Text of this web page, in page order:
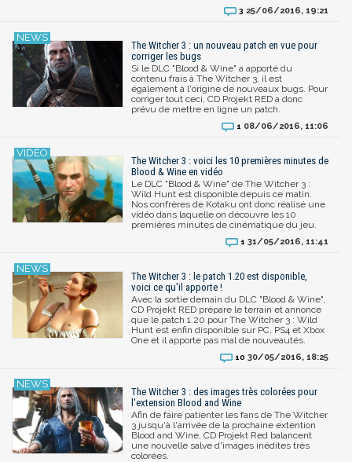
3 25/06/2016, 19:21
The Witcher 3 : un nouveau patch en vue pour
corriger les bugs
Si le DLC "Blood & Wine" a apporté du
contenu frais à The Witcher 3, il est
également à l'origine de nouveaux bugs. Pour
corriger tout ceci, CD Projekt RED a donc
prévu de mettre en ligne un patch.
1 08/06/2016, 11:06
The Witcher 3 : voici les 10 premières minutes de
Blood & Wine en vidéo
Le DLC "Blood & Wine" de The Witcher 3 :
Wild Hunt est disponible depuis ce matin.
Nos confrères de Kotaku ont donc réalisé une
vidéo dans laquelle on découvre les 10
premières minutes de cinématique du jeu.
1 31/05/2016, 11:41
The Witcher 3 : le patch 1.20 est disponible,
voici ce qu'il apporte !
Avec la sortie demain du DLC "Blood & Wine",
CD Projekt RED prépare le terrain et annonce
que le patch 1.20 pour The Witcher 3 : Wild
Hunt est enfin disponible sur PC, PS4 et Xbox
One et il apporte pas mal de nouveautés.
10 30/05/2016, 18:25
The Witcher 3 : des images très colorées pour
l'extension Blood and Wine
Afin de faire patienter les fans de The Witcher
3 jusqu'à l'arrivée de la prochaine extention
Blood and Wine, CD Projekt Red balancent
une nouvelle salve d'images inédites très
colorées.